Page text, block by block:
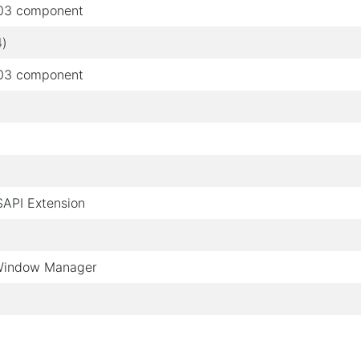
component
component
Extension
Manager